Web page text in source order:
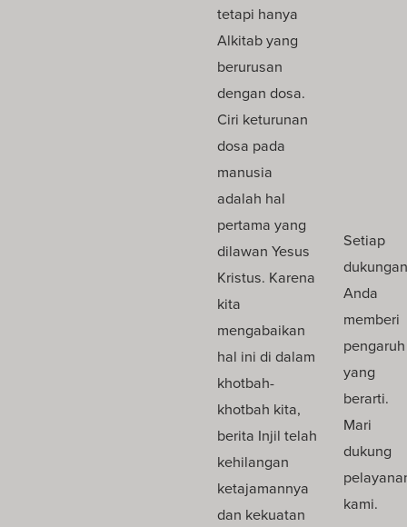
tetapi hanya
Alkitab yang
berurusan
dengan dosa.
Ciri keturunan
dosa pada
manusia
adalah hal
pertama yang
dilawan Yesus
Kristus. Karena
kita
mengabaikan
hal ini di dalam
khotbah-
khotbah kita,
berita Injil telah
kehilangan
ketajamannya
dan kekuatan
Setiap
dukungan
Anda
memberi
pengaruh
yang
berarti.
Mari
dukung
kami.